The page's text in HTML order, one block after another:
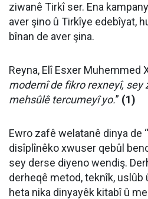
ziwanê Tirkî ser. Ena
aver şino û Tirkîye edebîyat,
bînan de aver şina.
Reyna, Elî Esxer Muhemmed
modernî de fikro rexneyî, sey
mehsûlê tercumeyî yo.” (1)
Ewro zafê welatanê dinya de
disîplînêko xwuser qebûl
sey derse diyeno wendiş.
derheqê metod, teknîk,
heta nika dinyayêk kitabî û